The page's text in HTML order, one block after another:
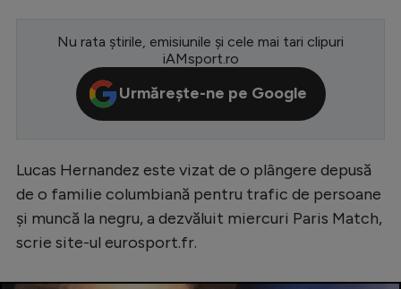
Conference League
CM 2026
Premier League
Serie A
Bundesliga
Nu rata știrile, emisiunile și cele mai tari clipuri
iAMsport.ro
Urmărește-ne pe Google
Lucas Hernandez este vizat de o plângere depusă
de o familie columbiană pentru trafic de persoane
şi muncă la negru, a dezvăluit miercuri Paris Match,
scrie site-ul eurosport.fr.